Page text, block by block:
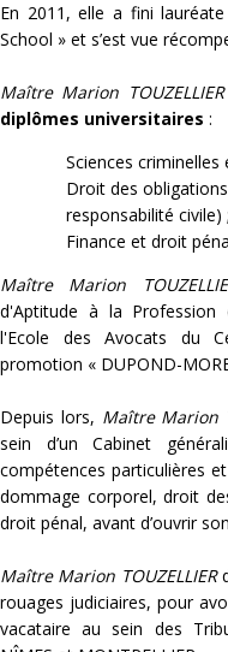
En 2011, elle a fini
School » et s’est vue
Maître Marion TOUZELLIER
diplômes universitaires :
Sciences
Droit des
responsabilité civile) ;
Finance et droit
Maître Marion
d'Aptitude à la
l'Ecole des Avocats du
promotion « DUPOND-
Depuis lors, Maître Marion
sein d’un Cabinet
compétences particulières
dommage corporel, droit
droit pénal, avant d’ouvrir
Maître Marion TOUZELLIER
rouages judiciaires, pour
vacataire au sein des